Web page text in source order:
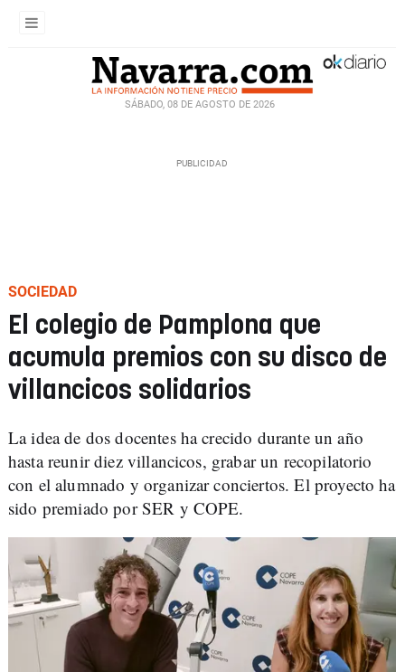
SÁBADO, 08 DE AGOSTO DE 2026
SOCIEDAD
El colegio de Pamplona que
acumula premios con su disco de
villancicos solidarios
La idea de dos docentes ha crecido durante un año
hasta reunir diez villancicos, grabar un recopilatorio
con el alumnado y organizar conciertos. El proyecto ha
sido premiado por SER y COPE.